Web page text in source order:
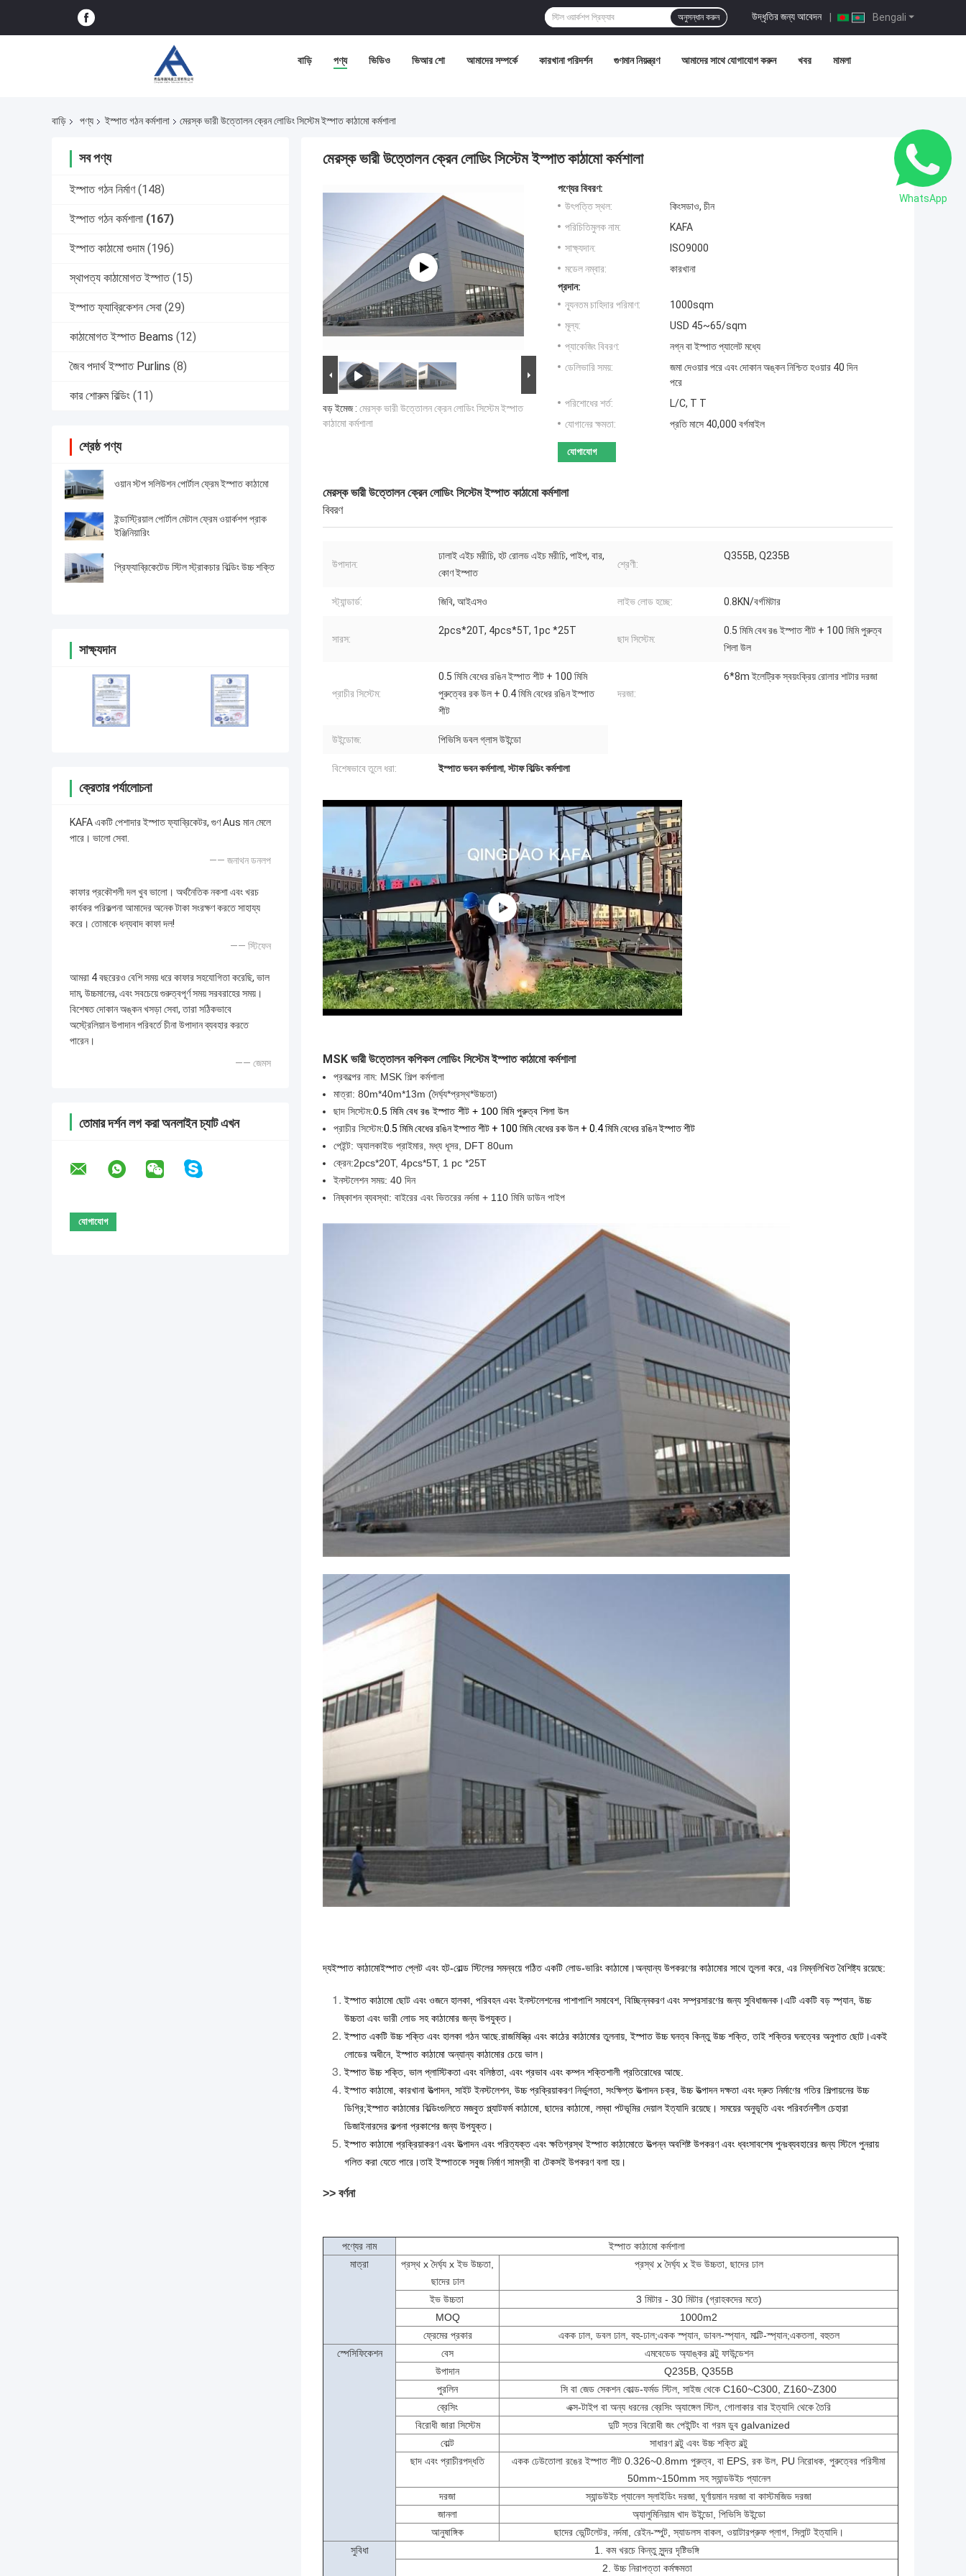
Bengali
উদ্ধৃতির জন্য আবেদন |
অনুসন্ধান করুন
বাড়ি পণ্য ভিডিও ভিআর শো আমাদের সম্পর্কে কারখানা পরিদর্শন গুণমান নিয়ন্ত্রণ আমাদের সাথে যোগাযোগ করুন খবর মামলা
বাড়ি পণ্য ইস্পাত গঠন কর্মশালা মেরস্ক ভারী উত্তোলন ক্রেন লোডিং সিস্টেম ইস্পাত কাঠামো কর্মশালা
সব পণ্য
ইস্পাত গঠন নির্মাণ (148)
ইস্পাত গঠন কর্মশালা (167)
ইস্পাত কাঠামো গুদাম (196)
স্থাপত্য কাঠামোগত ইস্পাত (15)
ইস্পাত ফ্যাব্রিকেশন সেবা (29)
কাঠামোগত ইস্পাত Beams (12)
জৈব পদার্থ ইস্পাত Purlins (8)
কার শোরুম বিল্ডিং (11)
শ্রেষ্ঠ পণ্য
ওয়ান স্টপ সলিউশন পোর্টাল ফ্রেম ইস্পাত কাঠামো
ইন্ডাস্ট্রিয়াল পোর্টাল মেটাল ফ্রেম ওয়ার্কশপ প্রাক
ইঞ্জিনিয়ারিং
প্রিফ্যাব্রিকেটেড স্টিল স্ট্রাকচার বিল্ডিং উচ্চ শক্তি
সাক্ষ্যদান
ক্রেতার পর্যালোচনা
KAFA একটি পেশাদার ইস্পাত ফ্যাব্রিকেটর, গুণ Aus মান মেলে
পারে। ভালো সেবা.
—— জনাথন ডনলপ
কাফার প্রকৌশলী দল খুব ভালো। অর্থনৈতিক নকশা এবং খরচ
কার্যকর পরিকল্পনা আমাদের অনেক টাকা সংরক্ষণ করতে সাহায্য
করে। তোমাকে ধন্যবাদ কাফা দল!
—— স্টিফেন
আমরা 4 বছরেরও বেশি সময় ধরে কাফার সহযোগিতা করেছি, ভাল
দাম, উচ্চমানের, এবং সবচেয়ে গুরুত্বপূর্ণ সময় সরবরাহের সময়।
বিশেষত দোকান অঙ্কন খসড়া সেবা, তারা সঠিকভাবে
অস্ট্রেলিয়ান উপাদান পরিবর্তে চীনা উপাদান ব্যবহার করতে
পারেন।
—— জেমস
তোমার দর্শন লগ করা অনলাইন চ্যাট এখন
মেরস্ক ভারী উত্তোলন ক্রেন লোডিং সিস্টেম ইস্পাত কাঠামো কর্মশালা
বড় ইমেজ : মেরস্ক ভারী উত্তোলন ক্রেন লোডিং সিস্টেম ইস্পাত
কাঠামো কর্মশালা
পণ্যের বিবরণ:
উৎপত্তি স্থল:
কিংসডাও, চীন
পরিচিতিমুলক নাম:
KAFA
সাক্ষ্যদান:
ISO9000
মডেল নম্বার:
কারখানা
প্রদান:
ন্যূনতম চাহিদার পরিমাণ:
1000sqm
মূল্য:
USD 45~65/sqm
প্যাকেজিং বিবরণ:
নগ্ন বা ইস্পাত প্যালেট মধ্যে
ডেলিভারি সময়:
জমা দেওয়ার পরে এবং দোকান অঙ্কন নিশ্চিত হওয়ার 40 দিন
পরে
পরিশোধের শর্ত:
L/C, T T
যোগানের ক্ষমতা:
প্রতি মাসে 40,000 বর্গমাইল
যোগাযোগ
মেরস্ক ভারী উত্তোলন ক্রেন লোডিং সিস্টেম ইস্পাত কাঠামো কর্মশালা
বিবরণ
উপাদান:
ঢালাই এইচ মরীচি, হট রোলড এইচ মরীচি, পাইপ, বার,
কোণ ইস্পাত
শ্রেণী:
Q355B, Q235B
স্ট্যান্ডার্ড: জিবি, আইএসও লাইভ লোড হচ্ছে: 0.8KN/বর্গমিটার
সারস:
2pcs*20T, 4pcs*5T, 1pc *25T
ছাদ সিস্টেম:
0.5 মিমি বেধ রঙ ইস্পাত শীট + 100 মিমি পুরুত্ব
শিলা উল
প্রাচীর সিস্টেম:
0.5 মিমি বেধের রঙিন ইস্পাত শীট + 100 মিমি
পুরুত্বের রক উল + 0.4 মিমি বেধের রঙিন ইস্পাত
শীট
দরজা:
6*8m ইলেট্রিক স্বয়ংক্রিয় রোলার শাটার দরজা
উইন্ডোজ: পিভিসি ডবল গ্লাস উইন্ডো
বিশেষভাবে তুলে ধরা: ইস্পাত ভবন কর্মশালা,স্টাফ বিল্ডিং কর্মশালা
MSK ভারী উত্তোলন কপিকল লোডিং সিস্টেম ইস্পাত কাঠামো কর্মশালা
প্রকল্পের নাম: MSK শিল্প কর্মশালা
মাত্রা: 80m*40m*13m (দৈর্ঘ্য*প্রস্থ*উচ্চতা)
ছাদ সিস্টেম:0.5 মিমি বেধ রঙ ইস্পাত শীট + 100 মিমি পুরুত্ব শিলা উল
প্রাচীর সিস্টেম:0.5 মিমি বেধের রঙিন ইস্পাত শীট + 100 মিমি বেধের রক উল + 0.4 মিমি বেধের রঙিন ইস্পাত শীট
পেইন্ট: অ্যালকাইড প্রাইমার, মধ্য ধূসর, DFT 80um
ক্রেন:2pcs*20T, 4pcs*5T, 1 pc *25T
ইনস্টলেশন সময়: 40 দিন
নিষ্কাশন ব্যবস্থা: বাইরের এবং ভিতরের নর্দমা + 110 মিমি ডাউন পাইপ
দ্যইস্পাত কাঠামোইস্পাত প্লেট এবং হট-রোল্ড স্টিলের সমন্বয়ে গঠিত একটি লোড-ভারিং কাঠামো।অন্যান্য উপকরণের কাঠামোর সাথে তুলনা করে, এর নিম্নলিখিত বৈশিষ্ট্য রয়েছে:
ইস্পাত কাঠামো ছোট এবং ওজনে হালকা, পরিবহন এবং ইনস্টলেশনের পাশাপাশি সমাবেশ, বিচ্ছিন্নকরণ এবং সম্প্রসারণের জন্য সুবিধাজনক।এটি একটি বড় স্প্যান, উচ্চ
উচ্চতা এবং ভারী লোড সহ কাঠামোর জন্য উপযুক্ত।
ইস্পাত একটি উচ্চ শক্তি এবং হালকা গঠন আছে.রাজমিস্ত্রি এবং কাঠের কাঠামোর তুলনায়, ইস্পাত উচ্চ ঘনত্ব কিন্তু উচ্চ শক্তি, তাই শক্তির ঘনত্বের অনুপাত ছোট।একই
লোডের অধীনে, ইস্পাত কাঠামো অন্যান্য কাঠামোর চেয়ে ভাল।
ইস্পাত উচ্চ শক্তি, ভাল প্লাস্টিকতা এবং বলিষ্ঠতা, এবং প্রভাব এবং কম্পন শক্তিশালী প্রতিরোধের আছে.
ইস্পাত কাঠামো, কারখানা উত্পাদন, সাইট ইনস্টলেশন, উচ্চ প্রক্রিয়াকরণ নির্ভুলতা, সংক্ষিপ্ত উত্পাদন চক্র, উচ্চ উত্পাদন দক্ষতা এবং দ্রুত নির্মাণের গতির শিল্পায়নের উচ্চ
ডিগ্রি;ইস্পাত কাঠামোর বিল্ডিংগুলিতে মজবুত প্ল্যাটফর্ম কাঠামো, ছাদের কাঠামো, লম্বা পটভূমির দেয়াল ইত্যাদি রয়েছে। সময়ের অনুভূতি এবং পরিবর্তনশীল চেহারা
ডিজাইনারদের কল্পনা প্রকাশের জন্য উপযুক্ত।
ইস্পাত কাঠামো প্রক্রিয়াকরণ এবং উত্পাদন এবং পরিত্যক্ত এবং ক্ষতিগ্রস্থ ইস্পাত কাঠামোতে উত্পন্ন অবশিষ্ট উপকরণ এবং ধ্বংসাবশেষ পুনঃব্যবহারের জন্য স্টিলে পুনরায়
গলিত করা যেতে পারে।তাই ইস্পাতকে সবুজ নির্মাণ সামগ্রী বা টেকসই উপকরণ বলা হয়।
>> বর্ণনা
পণ্যের নাম
ইস্পাত কাঠামো কর্মশালা
মাত্রা
প্রস্থ x দৈর্ঘ্য x ইভ উচ্চতা,
ছাদের ঢাল
প্রস্থ x দৈর্ঘ্য x ইভ উচ্চতা, ছাদের ঢাল
ইভ উচ্চতা
3 মিটার - 30 মিটার (গ্রাহকদের মতে)
MOQ
1000m2
ফ্রেমের প্রকার
একক ঢাল, ডবল ঢাল, বহু-ঢাল;একক স্প্যান, ডাবল-স্প্যান, মাল্টি-স্প্যান;একতলা, বহুতল
স্পেসিফিকেশন
বেস
এমবেডেড অ্যাঙ্কর বল্টু ফাউন্ডেশন
উপাদান
Q235B, Q355B
পুরলিন
সি বা জেড সেকশন কোল্ড-ফর্মড স্টিল, সাইজ থেকে C160~C300, Z160~Z300
ব্রেসিং
এক্স-টাইপ বা অন্য ধরনের ব্রেসিং অ্যাঙ্গেল স্টিল, গোলাকার বার ইত্যাদি থেকে তৈরি
বিরোধী জারা সিস্টেম
দুটি স্তর বিরোধী জং পেইন্টিং বা গরম ডুব galvanized
বোল্ট
সাধারণ বল্টু এবং উচ্চ শক্তি বল্টু
ছাদ এবং প্রাচীরপদ্ধতি
একক ঢেউতোলা রঙের ইস্পাত শীট 0.326~0.8mm পুরুত্ব, বা EPS, রক উল, PU নিরোধক, পুরুত্বের পরিসীমা
50mm~150mm সহ স্যান্ডউইচ প্যানেল
দরজা
স্যান্ডউইচ প্যানেল স্লাইডিং দরজা, ঘূর্ণায়মান দরজা বা কাস্টমজিড দরজা
জানলা
অ্যালুমিনিয়াম খাদ উইন্ডো, পিভিসি উইন্ডো
আনুষাঙ্গিক
ছাদের ভেন্টিলেটর, নর্দমা, রেইন-স্পুট, স্যাডলস বাকল, ওয়াটারপ্রুফ প্লাগ, সিলান্ট ইত্যাদি।
সুবিধা
1. কম খরচে কিন্তু সুন্দর দৃষ্টিভঙ্গি
2. উচ্চ নিরাপত্তা কর্মক্ষমতা
WhatsApp